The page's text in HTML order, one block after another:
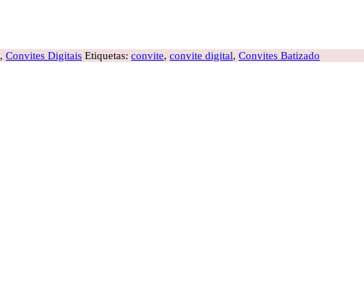
, Convites Digitais Etiquetas: convite, convite digital, Convites Batizado